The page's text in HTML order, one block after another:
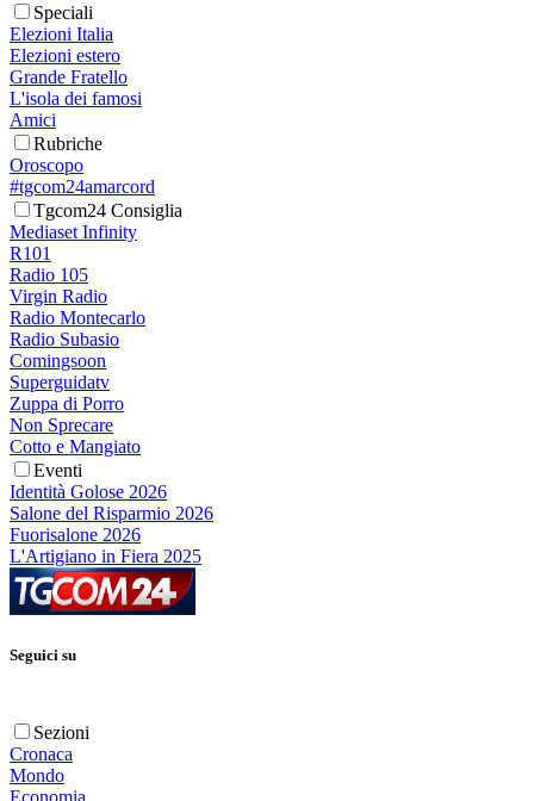
Speciali
Elezioni Italia
Elezioni estero
Grande Fratello
L'isola dei famosi
Amici
Rubriche
Oroscopo
#tgcom24amarcord
Tgcom24 Consiglia
Mediaset Infinity
R101
Radio 105
Virgin Radio
Radio Montecarlo
Radio Subasio
Comingsoon
Superguidatv
Zuppa di Porro
Non Sprecare
Cotto e Mangiato
Eventi
Identità Golose 2026
Salone del Risparmio 2026
Fuorisalone 2026
L'Artigiano in Fiera 2025
Seguici su
Sezioni
Cronaca
Mondo
Economia